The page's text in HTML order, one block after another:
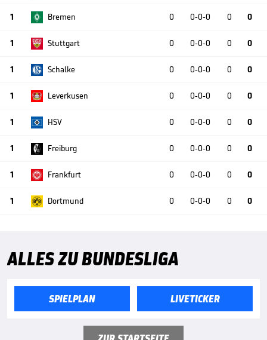
1 Bremen 0 0-0-0 0 0
1 Stuttgart 0 0-0-0 0 0
1 Schalke 0 0-0-0 0 0
1 Leverkusen 0 0-0-0 0 0
1 HSV 0 0-0-0 0 0
1 Freiburg 0 0-0-0 0 0
1 Frankfurt 0 0-0-0 0 0
1 Dortmund 0 0-0-0 0 0
ALLES ZU BUNDESLIGA
SPIELPLAN LIVETICKER